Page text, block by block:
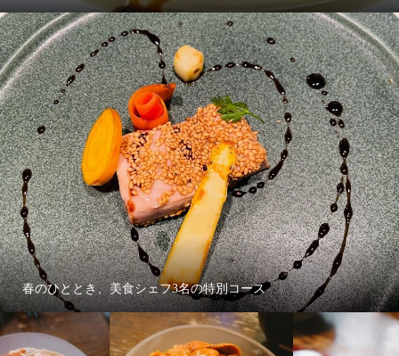
春のひととき、美食シェフ3名の特別コース